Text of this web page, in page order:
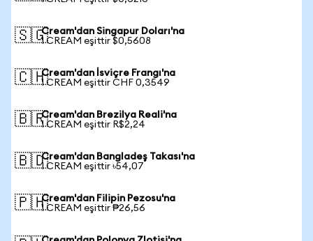
🇸🇬Cream'dan Singapur Doları'na
1 CREAM eşittir $0,5608
🇨🇭Cream'dan İsviçre Frangı'na
1 CREAM eşittir CHF 0,3549
🇧🇷Cream'dan Brezilya Reali'na
1 CREAM eşittir R$2,24
🇧🇩Cream'dan Bangladeş Takası'na
1 CREAM eşittir ৳54,07
🇵🇭Cream'dan Filipin Pezosu'na
1 CREAM eşittir ₱26,56